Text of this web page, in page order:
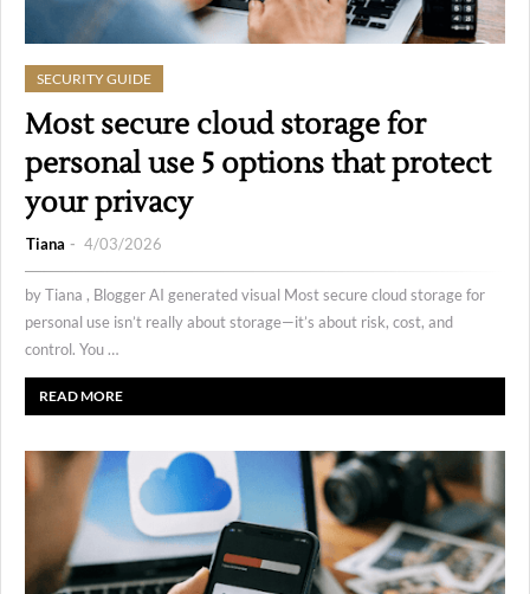
SECURITY GUIDE
Most secure cloud storage for
personal use 5 options that protect
your privacy
Tiana 4/03/2026
by Tiana , Blogger AI generated visual Most secure cloud storage for
personal use isn’t really about storage—it’s about risk, cost, and
control. You …
READ MORE